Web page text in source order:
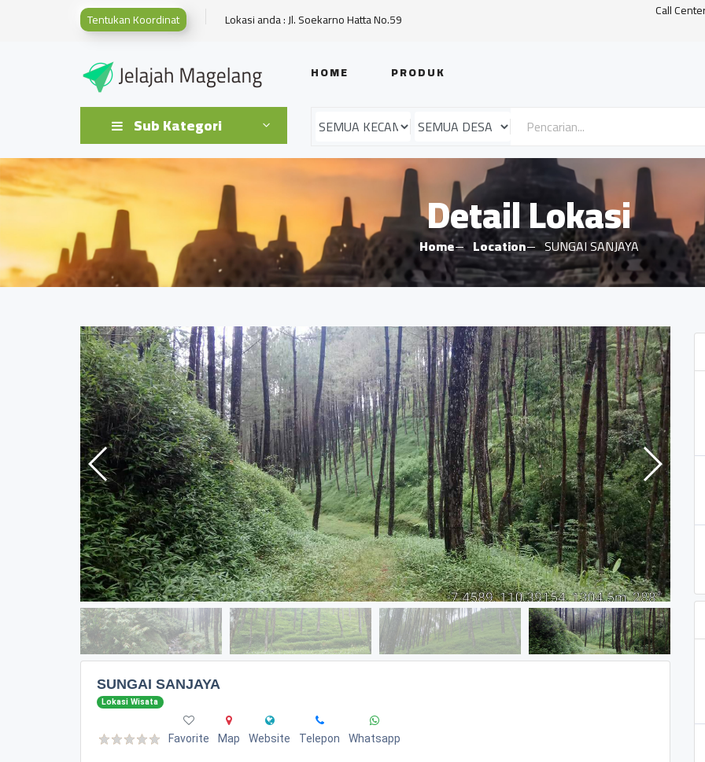
Tentukan Koordinat Lokasi anda : Jl. Soekarno Hatta No.59 Call
HOME PRODUK
Sub Kategori
Detail Lokasi
Home Location SUNGAI SANJAYA
SUNGAI SANJAYA
Lokasi Wisata
Favorite Map Website Telepon Whatsapp